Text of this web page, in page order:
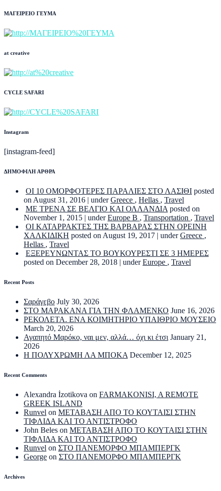
ΜΑΓΕΙΡΕΙΟ ΓΕΥΜΑ
at creative
CYCLE SAFARI
Instagram
[instagram-feed]
ΔΗΜΟΦΙΛΗ ΑΡΘΡΑ
ΟΙ 10 ΟΜΟΡΦΟΤΕΡΕΣ ΠΑΡΑΛΙΕΣ ΣΤΟ ΛΑΣΙΘΙ posted
on August 31, 2016 | underGreece , Hellas , Travel
ΜΕ ΤΡΕΝΑ ΣΕ ΒΕΛΓΙΟ ΚΑΙ ΟΛΛΑΝΔΙΑ posted on
November 1, 2015 | underEurope B , Transportation , Travel
ΟΙ ΚΑΤΑΡΡΑΚΤΕΣ ΤΗΣ ΒΑΡΒΑΡΑΣ ΣΤΗΝ ΟΡΕΙΝΗ
ΧΑΛΚΙΔΙΚΗ posted on August 19, 2017 | underGreece ,
Hellas , Travel
ΕΞΕΡΕΥΝΩΝΤΑΣ ΤΟ ΒΟΥΚΟΥΡΕΣΤΙ ΣΕ 3 ΗΜΕΡΕΣ
posted on December 28, 2018 | underEurope , Travel
Recent Posts
Σαράγεβο July 30, 2026
ΣΤΟ ΜΑΡΑΚΑΝΑ ΓΙΑ ΤΗΝ ΦΛΑΜΕΝΚΟ June 16, 2026
ΡΕΚΟΛΕΤΑ. ΕΝΑ ΚΟΙΜΗΤΗΡΙΟ ΥΠΑΙΘΡΙΟ ΜΟΥΣΕΙΟ
March 20, 2026
Αγαπητό Μαρόκο, ναι μεν, αλλά… όχι κι έτσι January 21,
2026
Η ΠΟΛΥΧΡΩΜΗ ΛΑ ΜΠΟΚΑ December 12, 2025
Recent Comments
Alexandra İzotikova on FARMAKONISI, A REMOTE
GREEK ISLAND
Runvel on ΜΕΤΑΒΑΣΗ ΑΠΟ ΤΟ ΚΟΥΤΑΙΣΙ ΣΤΗΝ
ΤΙΦΛΙΔΑ ΚΑΙ ΤΟ ΑΝΤΙΣΤΡΟΦΟ
John Beles on ΜΕΤΑΒΑΣΗ ΑΠΟ ΤΟ ΚΟΥΤΑΙΣΙ ΣΤΗΝ
ΤΙΦΛΙΔΑ ΚΑΙ ΤΟ ΑΝΤΙΣΤΡΟΦΟ
Runvel on ΣΤΟ ΠΑΝΕΜΟΡΦΟ ΜΠΑΜΠΕΡΓΚ
George on ΣΤΟ ΠΑΝΕΜΟΡΦΟ ΜΠΑΜΠΕΡΓΚ
Archives